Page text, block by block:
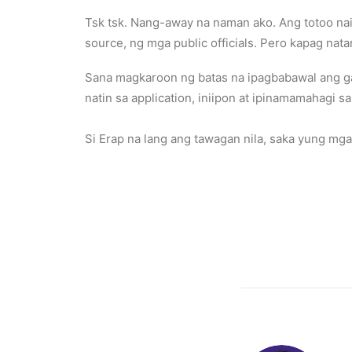
Tsk tsk. Nang-away na naman ako. Ang totoo
source, ng mga public officials. Pero kapag
Sana magkaroon ng batas na ipagbabawal
natin sa application, iniipon at ipinamamahagi
Si Erap na lang ang tawagan nila, saka yung